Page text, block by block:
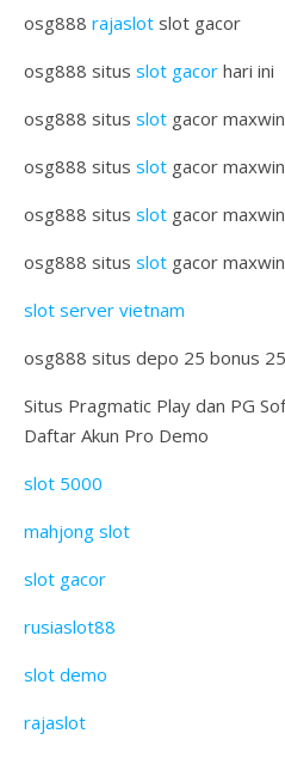
osg888 rajaslot slot gacor
osg888 situs slot gacor hari ini
osg888 situs slot gacor maxwin
osg888 situs slot gacor maxwin
osg888 situs slot gacor maxwin
osg888 situs slot gacor maxwin
slot server vietnam
osg888 situs depo 25 bonus 25
Situs Pragmatic Play dan PG
Daftar Akun Pro Demo
slot 5000
mahjong slot
slot gacor
rusiaslot88
slot demo
rajaslot